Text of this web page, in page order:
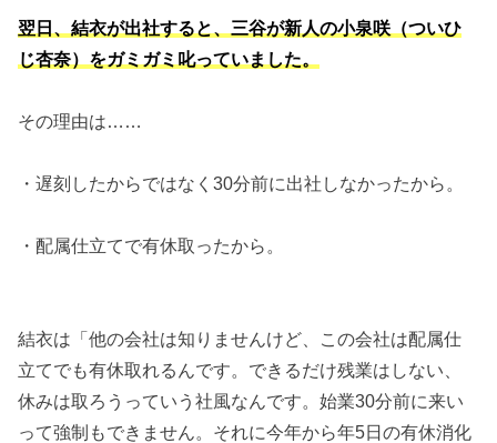
翌日、結衣が出社すると、三谷が新人の小泉咲（ついひ
じ杏奈）をガミガミ叱っていました。
その理由は……
・遅刻したからではなく30分前に出社しなかったから。
・配属仕立てで有休取ったから。
結衣は「他の会社は知りませんけど、この会社は配属仕
立てでも有休取れるんです。できるだけ残業はしない、
休みは取ろうっていう社風なんです。始業30分前に来い
って強制もできません。それに今年から年5日の有休消化